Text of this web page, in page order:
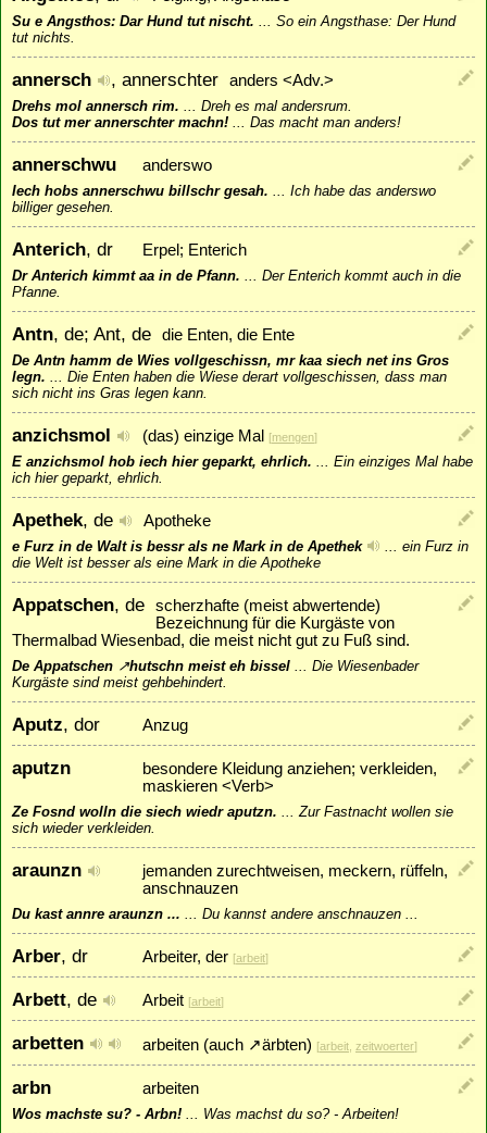
Su e Angsthos: Dar Hund tut nischt. ... So ein Angsthase: Der Hund
tut nichts.
annersch , annerschter anders <Adv.>
Drehs mol annersch rim. ... Dreh es mal andersrum.
Dos tut mer annerschter machn! ... Das macht man anders!
annerschwu anderswo
Iech hobs annerschwu billschr gesah. ... Ich habe das anderswo
billiger gesehen.
Anterich, dr Erpel; Enterich
Dr Anterich kimmt aa in de Pfann. ... Der Enterich kommt auch in die
Pfanne.
Antn, de; Ant, de die Enten, die Ente
De Antn hamm de Wies vollgeschissn, mr kaa siech net ins Gros
legn. ... Die Enten haben die Wiese derart vollgeschissen, dass man
sich nicht ins Gras legen kann.
anzichsmol (das) einzige Mal [mengen]
E anzichsmol hob iech hier geparkt, ehrlich. ... Ein einziges Mal habe
ich hier geparkt, ehrlich.
Apethek, de Apotheke
e Furz in de Walt is bessr als ne Mark in de Apethek ... ein Furz in
die Welt ist besser als eine Mark in die Apotheke
Appatschen, de
scherzhafte (meist abwertende)
Bezeichnung für die Kurgäste von
Thermalbad Wiesenbad, die meist nicht gut zu Fuß sind.
De Appatschen ↗hutschn meist eh bissel ... Die Wiesenbader
Kurgäste sind meist gehbehindert.
Aputz, dor Anzug
aputzn
besondere Kleidung anziehen; verkleiden,
maskieren <Verb>
Ze Fosnd wolln die siech wiedr aputzn. ...Zur Fastnacht wollen sie
sich wieder verkleiden.
araunzn
jemanden zurechtweisen, meckern, rüffeln,
anschnauzen
Du kast annre araunzn ... ... Du kannst andere anschnauzen ...
Arber, dr Arbeiter, der [arbeit]
Arbett, de Arbeit [arbeit]
arbetten arbeiten (auch ↗ärbten) [arbeit zeitwoerter]
arbn arbeiten
Wos machste su? - Arbn! ... Was machst du so? - Arbeiten!